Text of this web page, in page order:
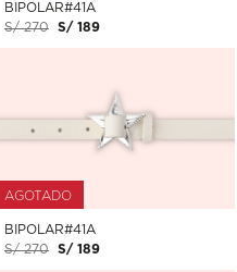
BIPOLAR#41A
S/ 270
S/ 189
AGOTADO
BIPOLAR#41A
S/ 270
S/ 189